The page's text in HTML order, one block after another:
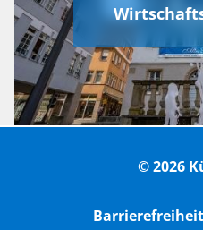
© 2026
Barrierefreiheit